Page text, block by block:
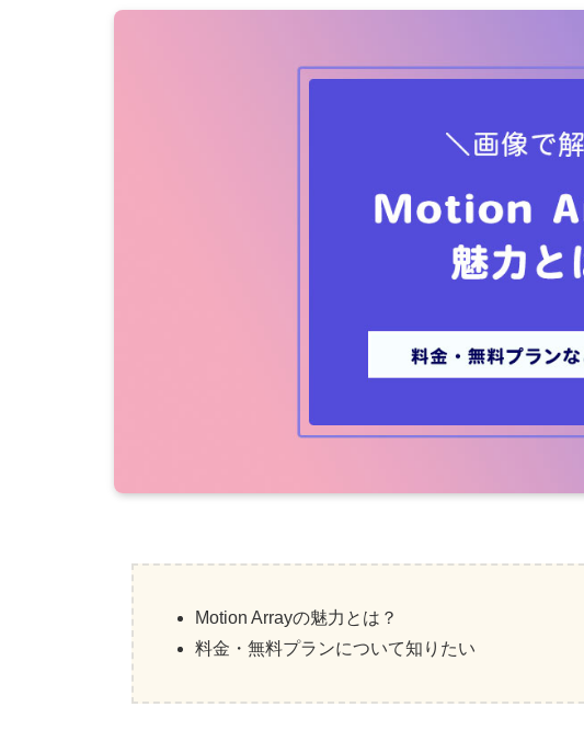
Motion Arrayの魅力とは？
料金・無料プランについて知りたい